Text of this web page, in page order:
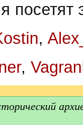
,
,